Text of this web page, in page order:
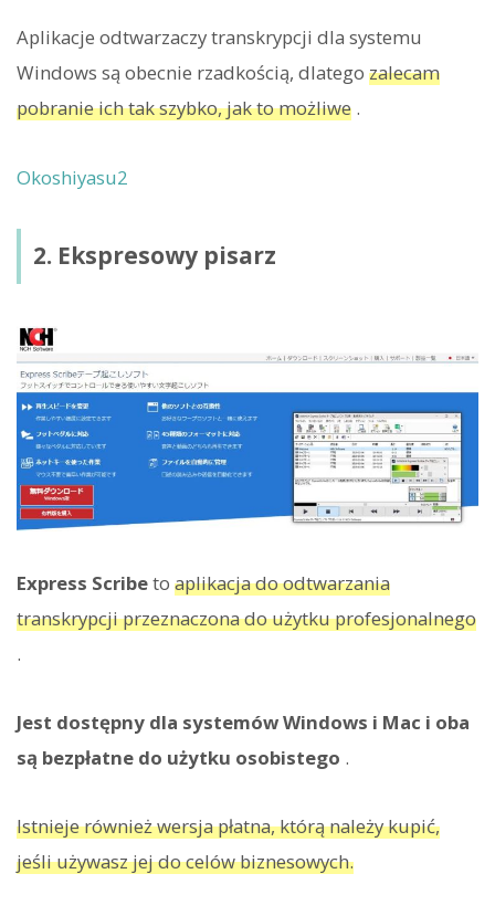
Aplikacje odtwarzaczy transkrypcji dla systemu
Windows są obecnie rzadkością, dlatego zalecam
pobranie ich tak szybko, jak to możliwe .
Okoshiyasu2
2. Ekspresowy pisarz
Express Scribeto aplikacja do odtwarzania
transkrypcji przeznaczona do użytku profesjonalnego
.
Jest dostępny dla systemów Windows i Mac i oba
są bezpłatne do użytku osobistego .
Istnieje również wersja płatna, którą należy kupić,
jeśli używasz jej do celów biznesowych.